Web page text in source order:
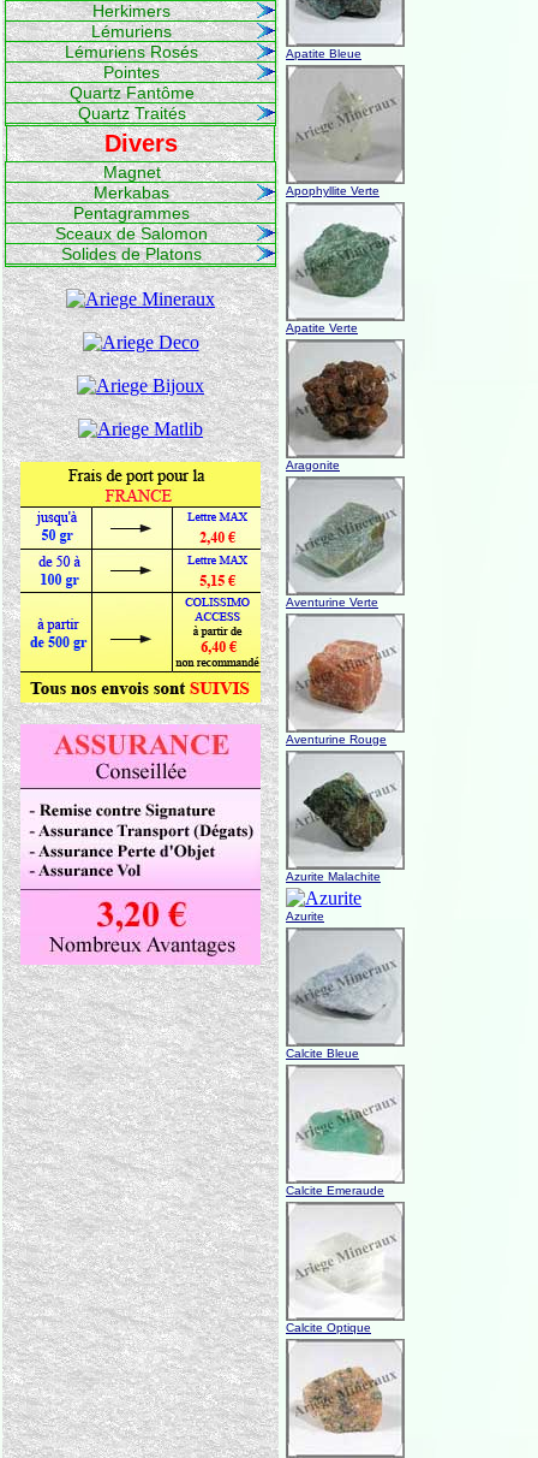
Herkimers
Lémuriens
Lémuriens Rosés
Pointes
Quartz Fantôme
Quartz Traités
Divers
Magnet
Merkabas
Pentagrammes
Sceaux de Salomon
Solides de Platons
Apatite Bleue
Apophyllite Verte
Apatite Verte
Aragonite
Aventurine Verte
Aventurine Rouge
Azurite Malachite
Azurite
Calcite Bleue
Calcite Emeraude
Calcite Optique